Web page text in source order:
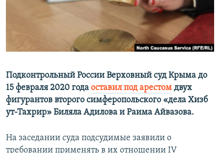
Все сайты RFE/RL
Подконтрольный России Верховный суд Крыма до
15 февраля 2020 года оставил под арестом двух
фигурантов второго симферопольского «дела Хизб
ут-Тахрир» Биляла Адилова и Раима Айвазова.
На заседании суда подсудимые заявили о
требовании применять в их отношении IV